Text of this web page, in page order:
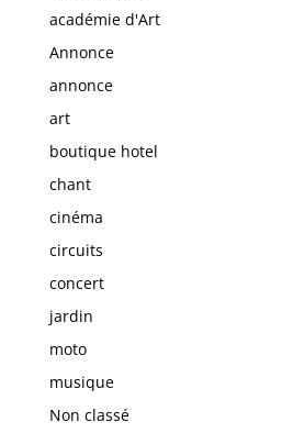
académie d'Art
Annonce
annonce
art
boutique hotel
chant
cinéma
circuits
concert
jardin
moto
musique
Non classé